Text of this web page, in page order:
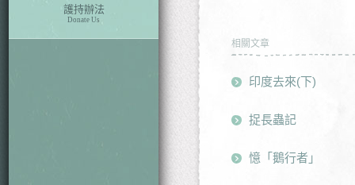
護持辦法
Donate Us
相關文章
印度去來(下)
捉長蟲記
憶「鵝行者」